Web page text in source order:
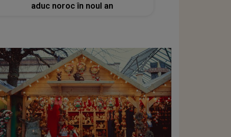
aduc noroc în noul an